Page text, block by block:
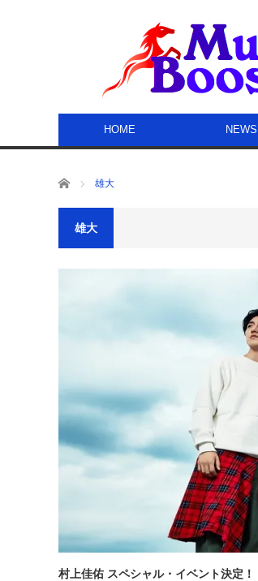
HOME NEWS
ホーム 雄大
雄大
村上佳佑 スペシャル・イベント決定！